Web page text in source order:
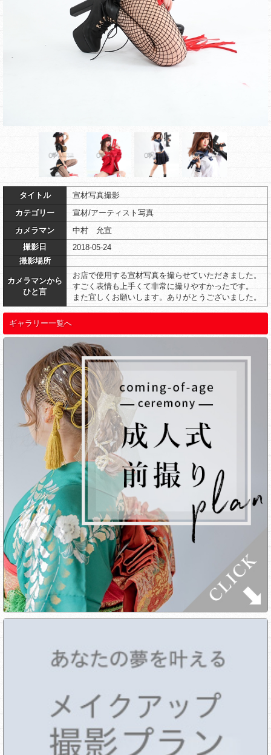
タイトル
宣材写真撮影
カテゴリー
宣材/アーティスト写真
カメラマン
中村 允宣
撮影日
2018-05-24
撮影場所
カメラマンから
ひと言
お店で使用する宣材写真を撮らせていただきました。
すごく表情も上手くて非常に撮りやすかったです。
また宜しくお願いします。ありがとうございました。
ギャラリー一覧へ